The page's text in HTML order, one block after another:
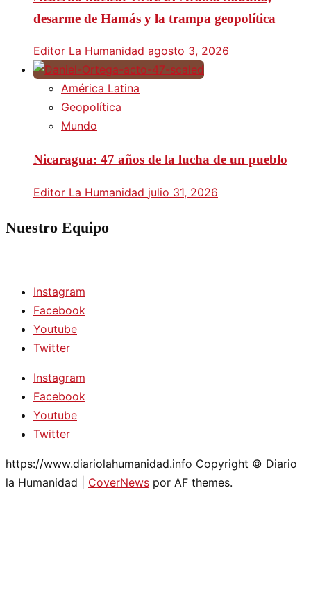
desarme de Hamás y la trampa geopolítica
Editor La Humanidad agosto 3, 2026
América Latina
Geopolítica
Mundo
Nicaragua: 47 años de la lucha de un pueblo
Editor La Humanidad julio 31, 2026
Nuestro Equipo
Instagram
Facebook
Youtube
Twitter
Instagram
Facebook
Youtube
Twitter
https://www.diariolahumanidad.info Copyright © Diario
la Humanidad
CoverNews por AF themes.